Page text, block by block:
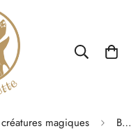
magiques Bitty POP Deluxe - Owl Emporium (royaume du hibou)